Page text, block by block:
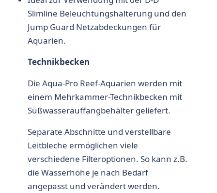
Slimline Beleuchtungshalterung und den
Jump Guard Netzabdeckungen für
Aquarien.
Technikbecken
Die Aqua-Pro Reef-Aquarien werden mit
einem Mehrkammer-Technikbecken mit
Süßwasserauffangbehälter geliefert.
Separate Abschnitte und verstellbare
Leitbleche ermöglichen viele
verschiedene Filteroptionen. So kann z.B.
die Wasserhöhe je nach Bedarf
angepasst und verändert werden.